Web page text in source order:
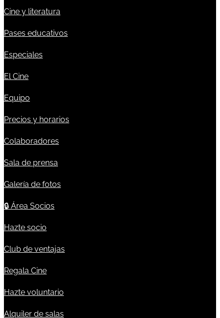
Cine y literatura
Pases educativos
Especiales
El Cine
Equipo
Precios y horarios
Colaboradores
Sala de prensa
Galería de fotos
🔒 Área Socios
Hazte socio
Club de ventajas
Regala Cine
Hazte voluntario
Alquiler de salas